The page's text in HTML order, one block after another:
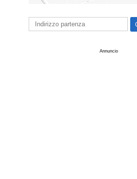
Annuncio